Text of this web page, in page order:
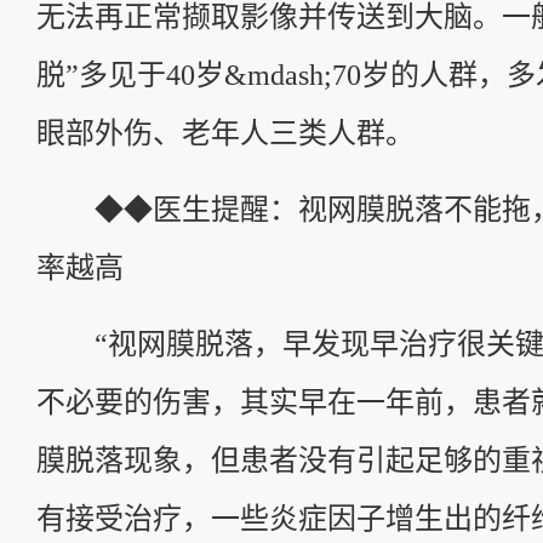
无法再正常撷取影像并传送到大脑。一
脱”多见于40岁&mdash;70岁的人群，
眼部外伤、老年人三类人群。
◆◆医生提醒：视网膜脱落不能拖
率越高
“视网膜脱落，早发现早治疗很关键
不必要的伤害，其实早在一年前，患者
膜脱落现象，但患者没有引起足够的重
有接受治疗，一些炎症因子增生出的纤